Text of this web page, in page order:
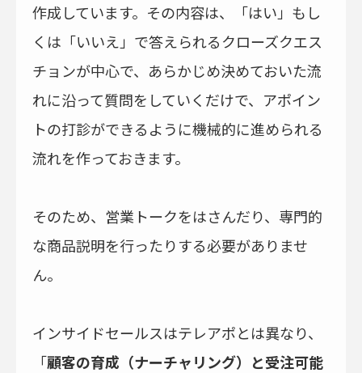
作成しています。その内容は、「はい」もし
くは「いいえ」で答えられるクローズクエス
チョンが中心で、あらかじめ決めておいた流
れに沿って質問をしていくだけで、アポイン
トの打診ができるように機械的に進められる
流れを作っておきます。
そのため、営業トークをはさんだり、専門的
な商品説明を行ったりする必要がありませ
ん。
インサイドセールスはテレアポとは異なり、
「顧客の育成（ナーチャリング）と受注可能